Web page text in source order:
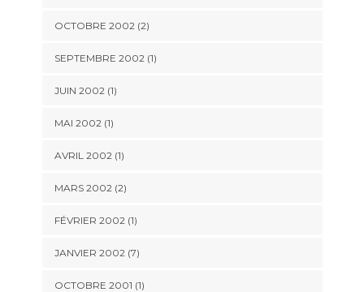
OCTOBRE 2002 (2)
SEPTEMBRE 2002 (1)
JUIN 2002 (1)
MAI 2002 (1)
AVRIL 2002 (1)
MARS 2002 (2)
FÉVRIER 2002 (1)
JANVIER 2002 (7)
OCTOBRE 2001 (1)